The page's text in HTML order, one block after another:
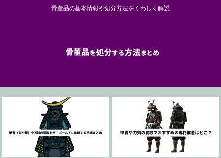
骨董品の基本情報や処分方法をくわしく解説